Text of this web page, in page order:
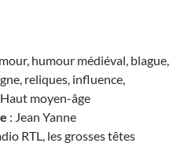
humour médiéval, blague,
reliques, influence,
moyen-âge
: Jean Yanne
RTL, les grosses têtes